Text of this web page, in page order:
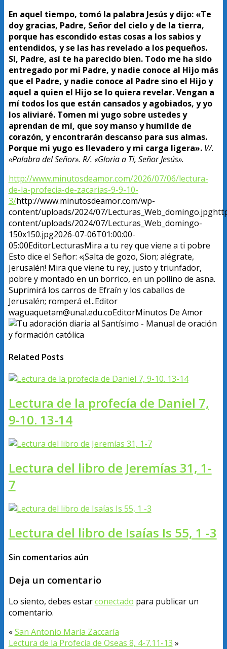
En aquel tiempo, tomó la palabra Jesús y dijo: «Te
doy gracias, Padre, Señor del cielo y de la tierra,
porque has escondido estas cosas a los sabios y
entendidos, y se las has revelado a los pequeños.
Sí, Padre, así te ha parecido bien. Todo me ha sido
entregado por mi Padre, y nadie conoce al Hijo más
que el Padre, y nadie conoce al Padre sino el Hijo y
aquel a quien el Hijo se lo quiera revelar. Vengan a
mí todos los que están cansados y agobiados, y yo
los aliviaré. Tomen mi yugo sobre ustedes y
aprendan de mí, que soy manso y humilde de
corazón, y encontrarán descanso para sus almas.
Porque mi yugo es llevadero y mi carga ligera». V/.
«Palabra del Señor». R/. «Gloria a Ti, Señor Jesús».
http://www.minutosdeamor.com/2026/07/06/lectura-
de-la-profecia-de-zacarias-9-9-10-
3/http://www.minutosdeamor.com/wp-
content/uploads/2024/07/Lecturas_Web_domingo.jpg
content/uploads/2024/07/Lecturas_Web_domingo-
150x150.jpg2026-07-06T01:00:00-
05:00EditorLecturasMira a tu rey que viene a ti pobre
Esto dice el Señor: «¡Salta de gozo, Sion; alégrate,
Jerusalén! Mira que viene tu rey, justo y triunfador,
pobre y montado en un borrico, en un pollino de asna.
Suprimirá los carros de Efraín y los caballos de
Jerusalén; romperá el...Editor
waguaquetam@unal.edu.coEditorMinutos De Amor
Related Posts
Lectura de la profecía de Daniel 7,
9-10. 13-14
Lectura del libro de Jeremías 31, 1-
7
Lectura del libro de Isaías Is 55, 1 -3
Sin comentarios aún
Deja un comentario
Lo siento, debes estarconectado para publicar un
comentario.
«San Antonio María Zaccaría
Lectura de la Profecía de Oseas 8, 4-7.11-13 »